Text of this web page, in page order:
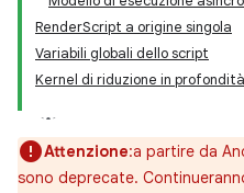
RenderScript a origine singola
Variabili globali dello script
Kernel di riduzione in profondità
Attenzione:a partire da
sono deprecate.